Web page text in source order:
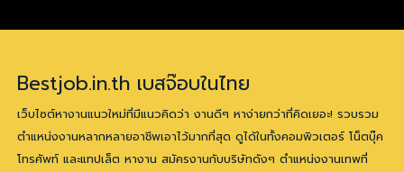
Bestjob.in.th เบสจ๊อบในไทย
เว็บไซต์หางานแนวใหม่ที่มีแนวคิดว่า งานดีๆ หาง่ายกว่าที่คิดเยอะ! รวบรวม
ตำแหน่งงานหลากหลายอาชีพเอาไว้มากที่สุด ดูได้ในทั้งคอมพิวเตอร์ โน็ตบุ๊ค
โทรศัพท์ และแทปเล็ต หางาน สมัครงานกับบริษัทดังๆ ตำแหน่งงานเทพที่